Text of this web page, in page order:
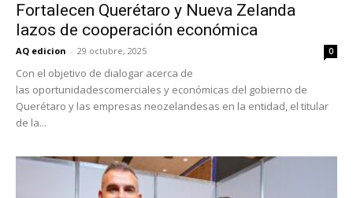
Fortalecen Querétaro y Nueva Zelanda
lazos de cooperación económica
AQ edicion - 29 octubre, 2025 0
Con el objetivo de dialogar acerca de
las oportunidadescomerciales y económicas del gobierno de
Querétaro y las empresas neozelandesas en la entidad, el titular
de la...